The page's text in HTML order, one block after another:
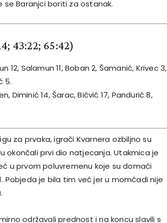
se Baranjci boriti za ostanak.
43:22; 65:42)
12, Salamun 11, Boban 2, Šamanić, Krivec 3,
5.
Diminić 14, Šarac, Bičvić 17, Pandurić 8,
za prvaka, igrači Kvarnera ozbiljno su
okončali prvi dio natjecanja. Utakmica je
u prvom poluvremenu koje su domaći
Pobjeda je bila tim već jer u momčadi nije
.
održavali prednost i na koncu slavili s